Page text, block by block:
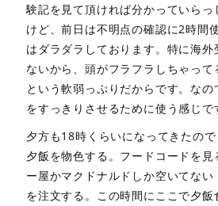
験記を見て頂ければ分かっていらっ
けど、前日は不明点の確認に2時間
はダラダラしております。特に海
ないから、頭がフラフラしちゃっ
という軟弱っぷりだからです。な
をすっきりさせるために使う感じで
夕方も18時くらいになってきたの
夕飯を物色する。フードコードを見
ー屋かマクドナルドしか空いてない
を注文する。この時間にここで夕